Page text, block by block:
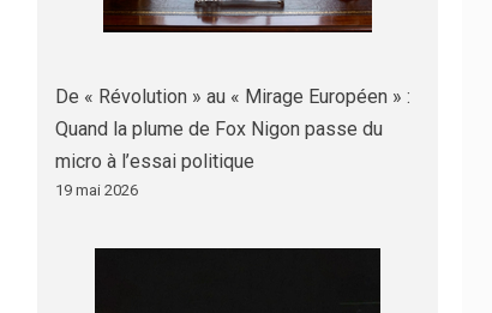
De « Révolution » au « Mirage Européen » :
Quand la plume de Fox Nigon passe du
micro à l’essai politique
19 mai 2026